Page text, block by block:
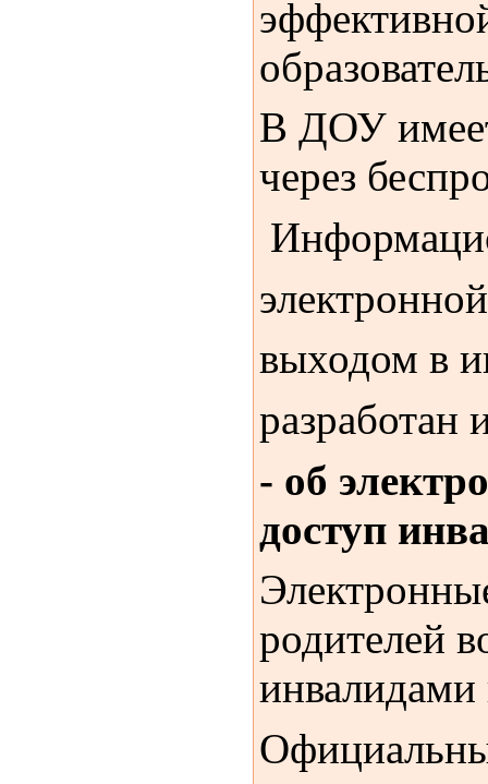
В ДОУ
через
выходом в
разработан
- об
доступ
родителей